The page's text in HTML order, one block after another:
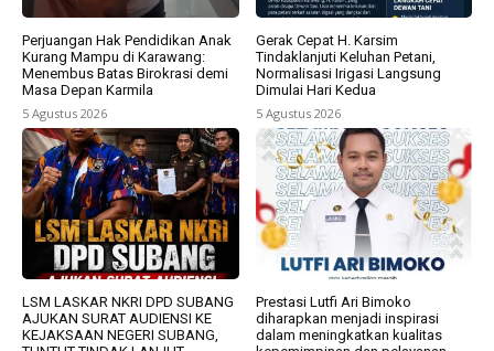
Perjuangan Hak Pendidikan Anak
Kurang Mampu di Karawang:
Menembus Batas Birokrasi demi
Masa Depan Karmila
5 Agustus 2026
Gerak Cepat H. Karsim
Tindaklanjuti Keluhan Petani,
Normalisasi Irigasi Langsung
Dimulai Hari Kedua
5 Agustus 2026
LSM LASKAR NKRI DPD SUBANG
AJUKAN SURAT AUDIENSI KE
KEJAKSAAN NEGERI SUBANG,
Prestasi Lutfi Ari Bimoko
diharapkan menjadi inspirasi
dalam meningkatkan kualitas